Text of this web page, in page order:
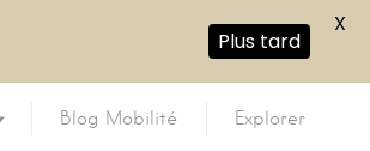
Blog Mobilité Explorer
Plus tard
X